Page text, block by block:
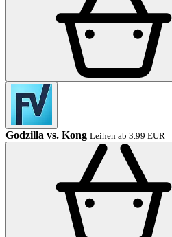
Godzilla vs. Kong Leihen ab 3.99 EUR